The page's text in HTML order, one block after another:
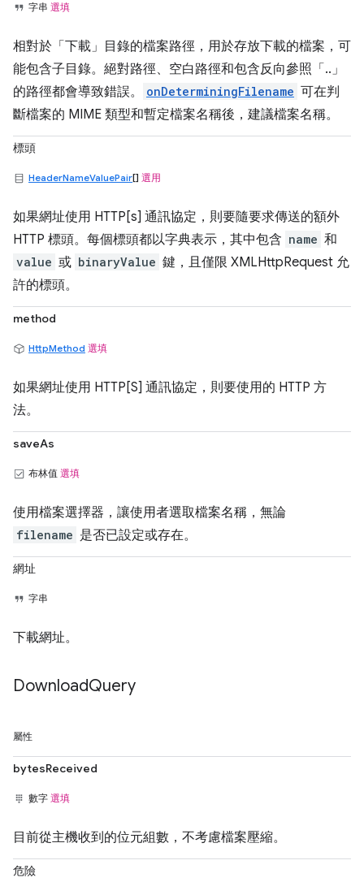
字串 選填
相對於「下載」目錄的檔案路徑，用於存放下載的檔案，可
能包含子目錄。絕對路徑、空白路徑和包含反向參照「..」
的路徑都會導致錯誤。
onDeterminingFilename 可在判
斷檔案的 MIME 類型和暫定檔案名稱後，建議檔案名稱。
標頭
HeaderNameValuePair[] 選用
如果網址使用 HTTP[s] 通訊協定，則要隨要求傳送的額外
HTTP 標頭。每個標頭都以字典表示，其中包含 name 和
value 或 binaryValue 鍵，且僅限 XMLHttpRequest 允
許的標頭。
method
HttpMethod 選填
如果網址使用 HTTP[S] 通訊協定，則要使用的 HTTP 方
法。
saveAs
布林值 選填
使用檔案選擇器，讓使用者選取檔案名稱，無論
filename 是否已設定或存在。
網址
字串
下載網址。
DownloadQuery
屬性
bytesReceived
數字 選填
目前從主機收到的位元組數，不考慮檔案壓縮。
危險